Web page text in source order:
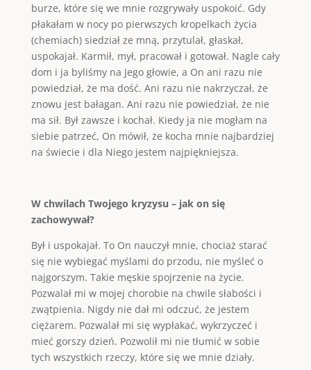
burze, które się we mnie rozgrywały uspokoić. Gdy
płakałam w nocy po pierwszych kropelkach życia
(chemiach) siedział ze mną, przytulał, głaskał,
uspokajał. Karmił, mył, pracował i gotował. Nagle cały
dom i ja byliśmy na Jego głowie, a On ani razu nie
powiedział, że ma dość. Ani razu nie nakrzyczał, że
znowu jest bałagan. Ani razu nie powiedział, że nie
ma sił. Był zawsze i kochał. Kiedy ja nie mogłam na
siebie patrzeć, On mówił, że kocha mnie najbardziej
na świecie i dla Niego jestem najpiękniejsza.
W chwilach Twojego kryzysu – jak on się
zachowywał?
Był i uspokajał. To On nauczył mnie, chociaż starać
się nie wybiegać myślami do przodu, nie myśleć o
najgorszym. Takie męskie spojrzenie na życie.
Pozwalał mi w mojej chorobie na chwile słabości i
zwątpienia. Nigdy nie dał mi odczuć, że jestem
ciężarem. Pozwalał mi się wypłakać, wykrzyczeć i
mieć gorszy dzień. Pozwolił mi nie tłumić w sobie
tych wszystkich rzeczy, które się we mnie działy.